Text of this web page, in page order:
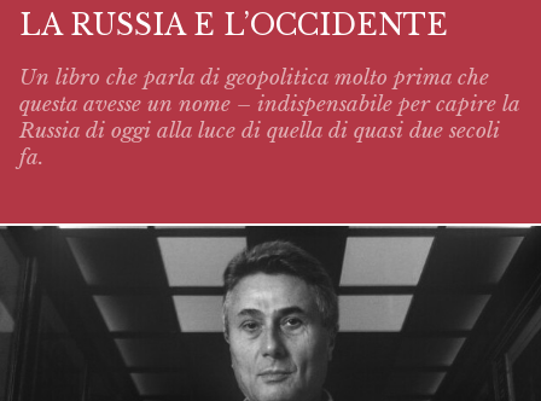
LA RUSSIA E L’OCCIDENTE
Un libro che parla di geopolitica molto prima che
questa avesse un nome – indispensabile per capire la
Russia di oggi alla luce di quella di quasi due secoli
fa.